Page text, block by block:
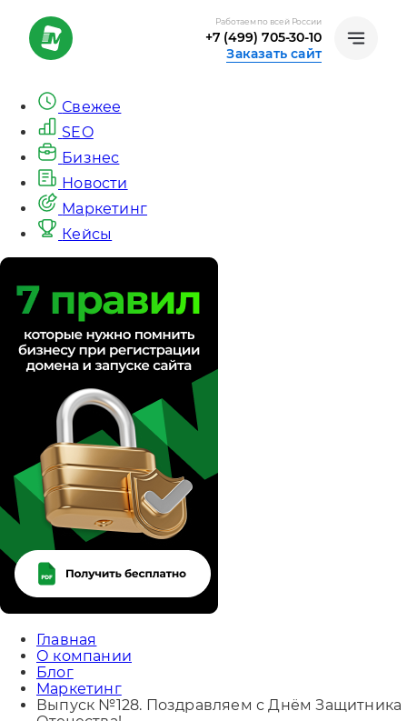
Работаем по всей России
+7 (499) 705-30-10
Заказать сайт
Свежее
SEO
Бизнес
Новости
Маркетинг
Кейсы
Главная
О компании
Блог
Маркетинг
Выпуск №128. Поздравляем с Днём Защитника